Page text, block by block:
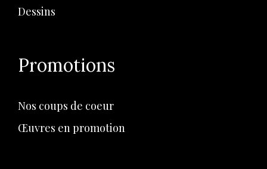
Dessins
Promotions
Nos coups de coeur
Œuvres en promotion